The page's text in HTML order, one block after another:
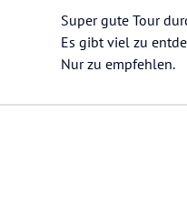
Super gute Tour
Es gibt viel zu
Nur zu empfehlen.